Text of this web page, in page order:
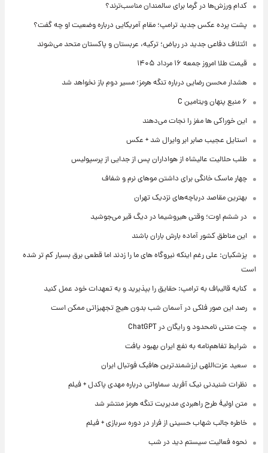
کدام ورزش‌ها در گرما برای سالمندان مناسب‌ترند؟
پشت پرده عکس جدید ترامپ؛ مقام آمریکایی درباره وضعیت او چه گفت؟
ائتلاف دفاعی جدید در ریاض؛ ترکیه، عربستان و پاکستان متحد می‌شوند
قیمت طلا امروز جمعه ۱۶ مرداد ۱۴۰۵
هشدار محسن رضایی درباره تنگه هرمز؛ مسیر دوم باز نخواهد شد
۶ منبع پنهان ویتامین C
این خوراکی ها مغز را نجات می‌دهند
استایل عجیب صابر ابر وایرال شد + عکس
طلب حلالیت عالیشاه از هواداران پس از جدایی از پرسپولیس
چهار ماسک خانگی برای داشتن موهای نرم و شفاف
بهترین مقاصد دریاچه‌های نزدیک تهران
در ششم اوت؛ وقتی هیروشیما در دیگ قیر می‌جوشید
این مناطق کشور آماده بارش باران باشند
پزشکیان: علی رغم اینکه نیروگاه های ما را زدند اما قطعی برق بسیار کم تر شده
است
کنایه قالیباف به ترامپ: حقایق را بپذیرید و به تعهدات خود عمل کنید
رصد این صور فلکی در آسمان شب بدون هیچ تجهیزاتی ممکن است
چت متنی نامحدود و رایگان در ChatGPT
شرایط تفاهم‌نامه به نفع ایران بهبود یافت
سعید عزت‌اللهی ارزشمندترین هافبک فوتبال ایران
نظرات شنیدنی نیک آفرید سماواتی درباره مهدی پاکدل + فیلم
متن اولیۀ طرح راهبردی مدیریت تنگه هرمز منتشر شد
خاطره جالب شهاب حسینی از فرار در دوره سربازی + فیلم
نحوه فعالیت سیستم دید در شب